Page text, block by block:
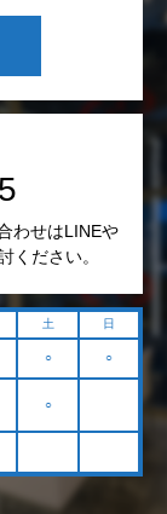
わせはLINEや
ください。
土 日
○ ○
○